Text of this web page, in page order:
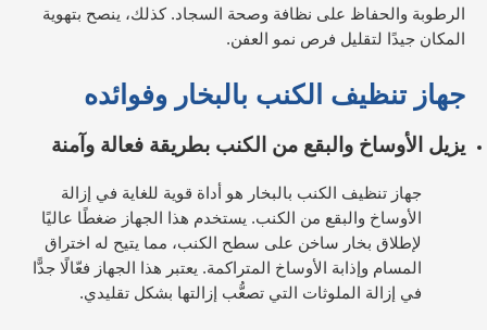
الرطوبة والحفاظ على نظافة وصحة السجاد. كذلك، ينصح بتهوية
المكان جيدًا لتقليل فرص نمو العفن.
جهاز تنظيف الكنب بالبخار وفوائده
يزيل الأوساخ والبقع من الكنب بطريقة فعالة وآمنة
جهاز تنظيف الكنب بالبخار هو أداة قوية للغاية في إزالة
الأوساخ والبقع من الكنب. يستخدم هذا الجهاز ضغطًا عاليًا
لإطلاق بخار ساخن على سطح الكنب، مما يتيح له اختراق
المسام وإذابة الأوساخ المتراكمة. يعتبر هذا الجهاز فعّالًا جدًّا
في إزالة الملوثات التي تصعُّب إزالتها بشكل تقليدي.